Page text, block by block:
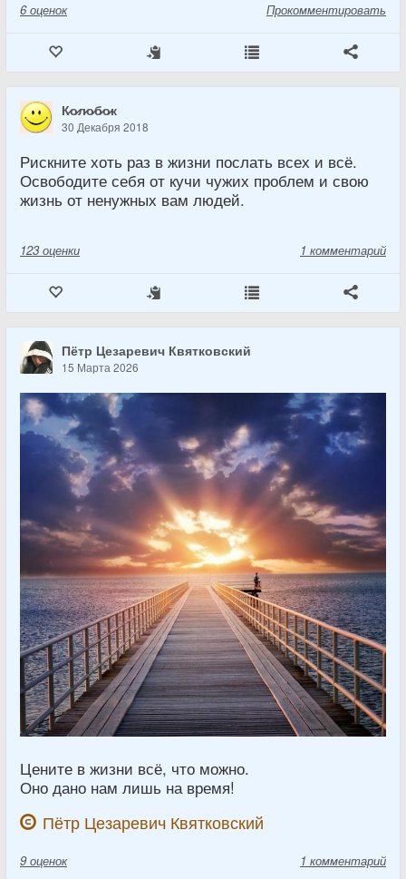
6 оценок Прокомментировать
К̷о̷л̷о̷б̷о̷к
30 Декабря 2018
Рискните хоть раз в жизни послать всех и всё.
Освободите себя от кучи чужих проблем и свою
жизнь от ненужных вам людей.
123 оценки 1 комментарий
Пётр Цезаревич Квятковский
15 Марта 2026
Цените в жизни всё, что можно.
Оно дано нам лишь на время!
Пётр Цезаревич Квятковский
9 оценок 1 комментарий